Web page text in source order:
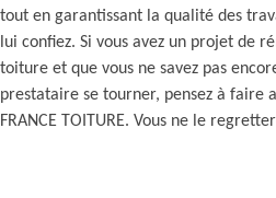
tout en garantissant la qualité des
lui confiez. Si vous avez un projet de
toiture et que vous ne savez pas
prestataire se tourner, pensez à faire
FRANCE TOITURE. Vous ne le